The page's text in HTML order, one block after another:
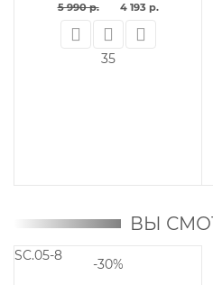
5 990 р. 4 193 р.
35
ВЫ
SC.05-8
-30%